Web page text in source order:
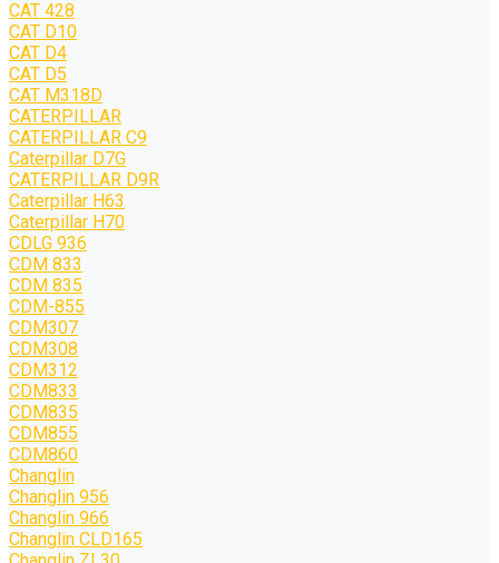
CAT 428
CAT D10
CAT D4
CAT D5
CAT M318D
CATERPILLAR
CATERPILLAR C9
Caterpillar D7G
CATERPILLAR D9R
Caterpillar H63
Caterpillar H70
CDLG 936
CDM 833
CDM 835
CDM-855
CDM307
CDM308
CDM312
CDM833
CDM835
CDM855
CDM860
Changlin
Changlin 956
Changlin 966
Changlin CLD165